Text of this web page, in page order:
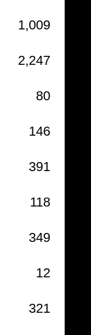
1,009
2,247
80
146
391
118
349
12
321